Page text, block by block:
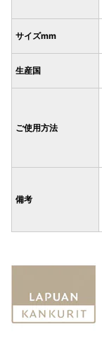
サイズmm
生産国
ご使用方法
備考